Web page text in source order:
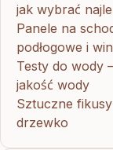
jak wybrać
Panele na
podłogowe i
Testy do wody
jakość wody
Sztuczne
drzewko